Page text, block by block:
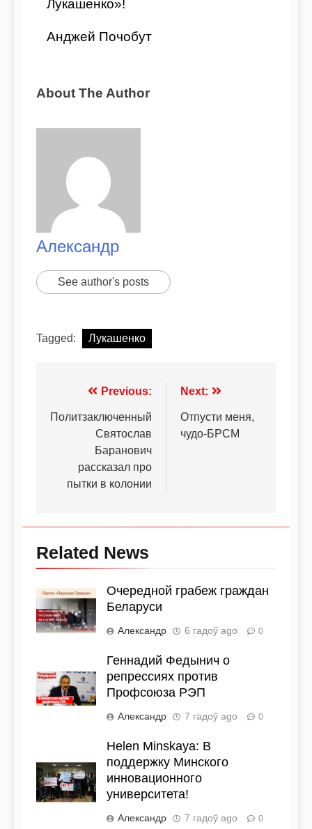
Лукашенко»!
Анджей Почобут
About The Author
Александр
See author's posts
Tagged: Лукашенко
Previous:
Политзаключенный
Святослав
Баранович
рассказал про
пытки в колонии
Next:
Отпусти меня,
чудо-БРСМ
Related News
Очередной грабеж граждан
Беларуси
Александр 6 гадоў ago 0
Геннадий Федынич о
репрессиях против
Профсоюза РЭП
Александр 7 гадоў ago 0
Helen Minskaya: В
поддержку Минского
инновационного
университета!
Александр 7 гадоў ago 0